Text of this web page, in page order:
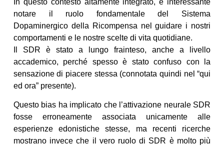
notare il ruolo fondamentale del Sistema
Dopaminergico della Ricompensa nel guidare i nostri
comportamenti e le nostre scelte di vita quotidiane.
Il SDR è stato a lungo frainteso, anche a livello
accademico, perché spesso è stato confuso con la
sensazione di piacere stessa (connotata quindi nel “qui
ed ora” presente).
Questo bias ha implicato che l’attivazione neurale SDR
fosse erroneamente associata unicamente alle
esperienze edonistiche stesse, ma recenti ricerche
mostrano invece che il vero ruolo di SDR è molto più